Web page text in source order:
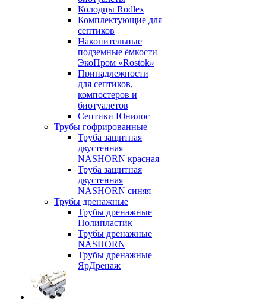
Колодцы Rodlex
Комплектующие для
септиков
Накопительные
подземные ёмкости
ЭкоПром «Rostok»
Принадлежности
для септиков,
компостеров и
биотуалетов
Септики Юнилос
Трубы гофрированные
Труба защитная
двустенная
NASHORN красная
Труба защитная
двустенная
NASHORN синяя
Трубы дренажные
Трубы дренажные
Полипластик
Трубы дренажные
NASHORN
Трубы дренажные
ЯрДренаж